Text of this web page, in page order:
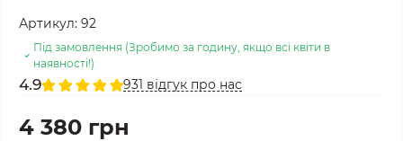
Артикул: 92
Під замовлення (Зробимо за годину, якщо всі квіти в
наявності!)
4.9 931 відгук про нас
4 380 грн